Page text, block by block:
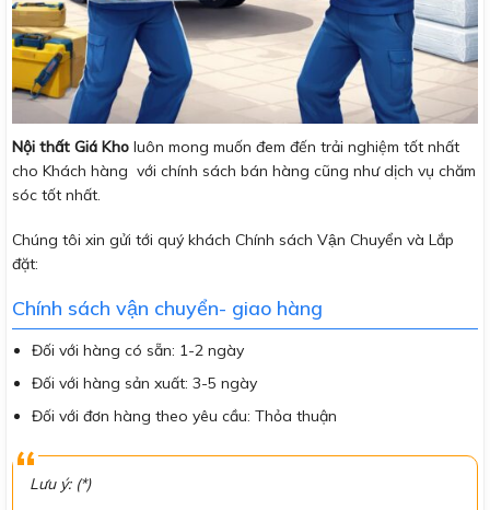
Nội thất Giá Kho luôn mong muốn đem đến trải nghiệm tốt nhất
cho Khách hàng với chính sách bán hàng cũng như dịch vụ chăm
sóc tốt nhất.
Chúng tôi xin gửi tới quý khách Chính sách Vận Chuyển và Lắp
đặt:
Chính sách vận chuyển- giao hàng
Đối với hàng có sẵn: 1-2 ngày
Đối với hàng sản xuất: 3-5 ngày
Đối với đơn hàng theo yêu cầu: Thỏa thuận
Lưu ý: (*)